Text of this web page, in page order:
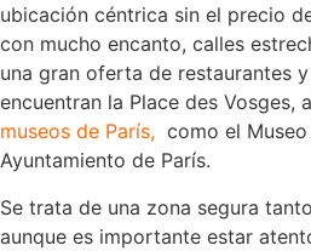
ubicación céntrica sin el precio
con mucho encanto, calles
una gran oferta de restaurantes
encuentran la Place des Vosges,
museos de París, como el
Ayuntamiento de París.
Se trata de una zona segura
aunque es importante estar